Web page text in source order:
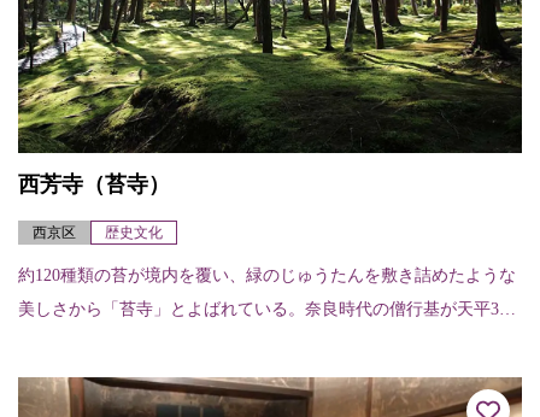
西芳寺（苔寺）
西京区 歴史文化
約120種類の苔が境内を覆い、緑のじゅうたんを敷き詰めたような
美しさから「苔寺」とよばれている。奈良時代の僧行基が天平3年
に夢窓...